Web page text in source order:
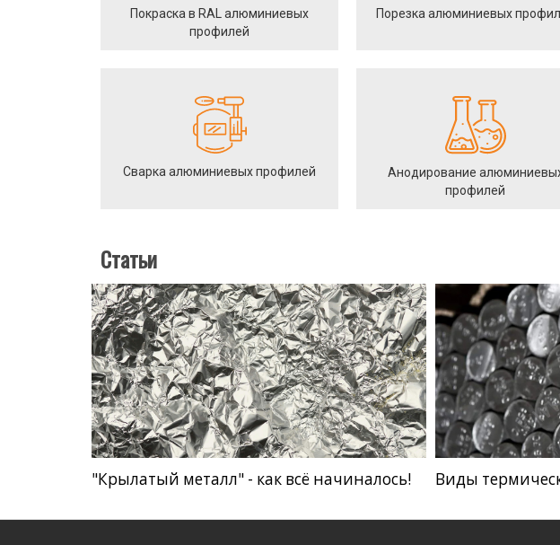
Покраска в RAL алюминиевых
профилей
Порезка алюминиевых
Сварка алюминиевых профилей
Анодирование
профилей
Статьи
"Крылатый металл" - как всё начиналось! Виды